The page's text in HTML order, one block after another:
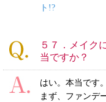
ト!?
５７．メイク
当ですか？
はい。本当です。
まず、ファンデ